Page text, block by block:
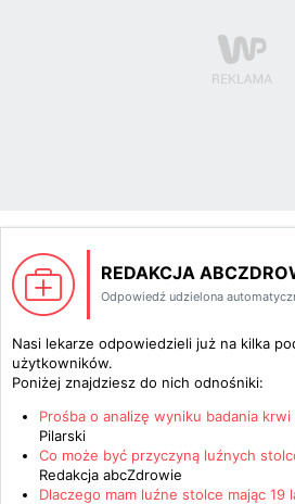
REDAKCJA
Odpowiedź udzielona
Nasi lekarze odpowiedzieli już na kilka
użytkowników.
Poniżej znajdziesz do nich odnośniki:
Prośba o analizę wyniku badania krwi
Pilarski
Co może być przyczyną luźnych
Redakcja abcZdrowie
Dlaczego mam luźne stolce mając 19